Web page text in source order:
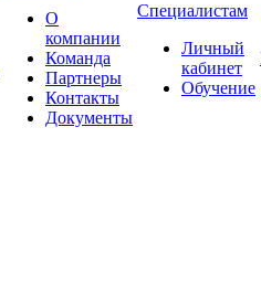
О
компании
Команда
Партнеры
Контакты
Документы
Специалистам
Личный
кабинет
Обучение